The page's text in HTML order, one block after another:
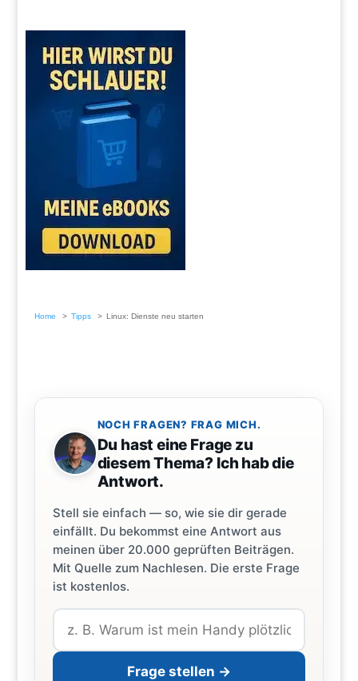
Home Tipps Linux: Dienste neu starten
NOCH FRAGEN? FRAG MICH.
Du hast eine Frage zu
diesem Thema? Ich hab die
Antwort.
Stell sie einfach — so, wie sie dir gerade
einfällt. Du bekommst eine Antwort aus
meinen über 20.000 geprüften Beiträgen.
Mit Quelle zum Nachlesen. Die erste Frage
ist kostenlos.
Frage stellen →